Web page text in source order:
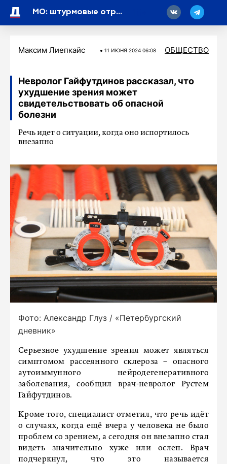
МО: штурмовые отряды Тихоокеанского флота улучшили положение под Угледаром
Максим Лиепкайс 11 ИЮНЯ 2024 06:08 ОБЩЕСТВО
Невролог Гайфутдинов рассказал, что
ухудшение зрения может
свидетельствовать об опасной
болезни
Речь идет о ситуации, когда оно испортилось
внезапно
Фото: Александр Глуз / «Петербургский
дневник»
Серьезное ухудшение зрения может являться
симптомом рассеянного склероза – опасного
аутоиммунного нейродегенеративного
заболевания, сообщил врач-невролог Рустем
Гайфутдинов.
Кроме того, специалист отметил, что речь идёт
о случаях, когда ещё вчера у человека не было
проблем со зрением, а сегодня он внезапно стал
видеть значительно хуже или ослеп. Врач
подчеркнул, что это называется